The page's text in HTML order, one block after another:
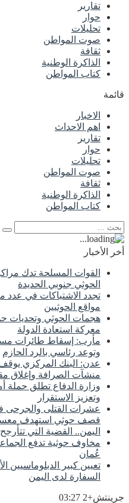
تقارير
حوار
تحليلات
صوت المواطن
ثقافة
الذاكرة الوطنية
كتاب المواطن
قائمة
الاخبار
اهم الاحداث
تقارير
حوار
تحليلات
صوت المواطن
ثقافة
الذاكرة الوطنية
كتاب المواطن
أخر الأخبار
القوات المسلحة تدك
الحوثي جنوبي الحديدة
تجدد الاشتباكات في
مواقع الحوثيين
هجمات الحوثي وتحديات
معركة استعادة الدولة
مأرب: إسقاط طائرات
وتوعد رئاسي بالرد الحازم
عدن: البنك المركزي
منشآت الصرافة وإغلاق
وزارة الدفاع تطلق حملة
وتعزيز الاستقرار
عشرات القتلى
قصف حوثي استهدف
اليمن.. القضية التي
مخاوف حوثية تدفع
عُمان
تعيين كبير الدبلوماسيين
السفارة لدى اليمن
جرينتش+2 03:27